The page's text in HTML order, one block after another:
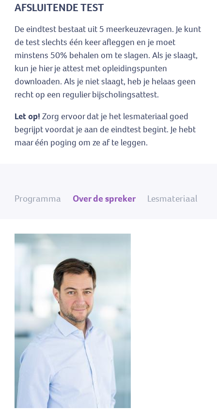
AFSLUITENDE TEST
De eindtest bestaat uit 5 meerkeuzevragen. Je kunt
de test slechts één keer afleggen en je moet
minstens 50% behalen om te slagen. Als je slaagt,
kun je hier je attest met opleidingspunten
downloaden. Als je niet slaagt, heb je helaas geen
recht op een regulier bijscholingsattest.
Let op! Zorg ervoor dat je het lesmateriaal goed
begrijpt voordat je aan de eindtest begint. Je hebt
maar één poging om ze af te leggen.
Programma Over de spreker Lesmateriaal